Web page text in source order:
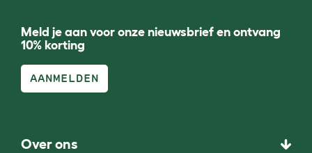
Meld je aan voor onze nieuwsbrief en ontvang
10% korting
AANMELDEN
Over ons